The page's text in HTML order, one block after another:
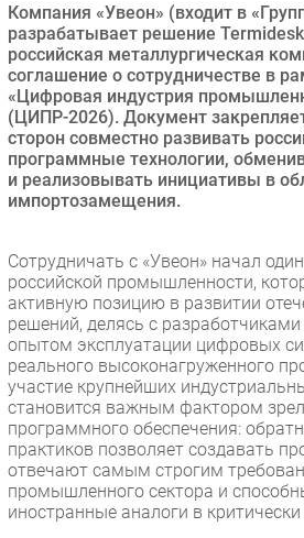
Здоровье
РАЗДЕЛЫ
Новости
Аналитика
Интервью
Проекты
IT класс
Тестовый стенд
Каталог компаний
Компания «Увеон» (входит в
разрабатывает решение
российская металлургическая
соглашение о сотрудничестве в
«Цифровая индустрия
(ЦИПР-2026). Документ
сторон совместно развивать
программные технологии,
и реализовывать инициативы в
импортозамещения.
Сотрудничать с «Увеон» начал
российской промышленности,
активную позицию в развитии
решений, делясь с
опытом эксплуатации цифровых
реального высоконагруженного
участие крупнейших
становится важным фактором
программного обеспечения:
практиков позволяет создавать
отвечают самым строгим
промышленного сектора и
иностранные аналоги в